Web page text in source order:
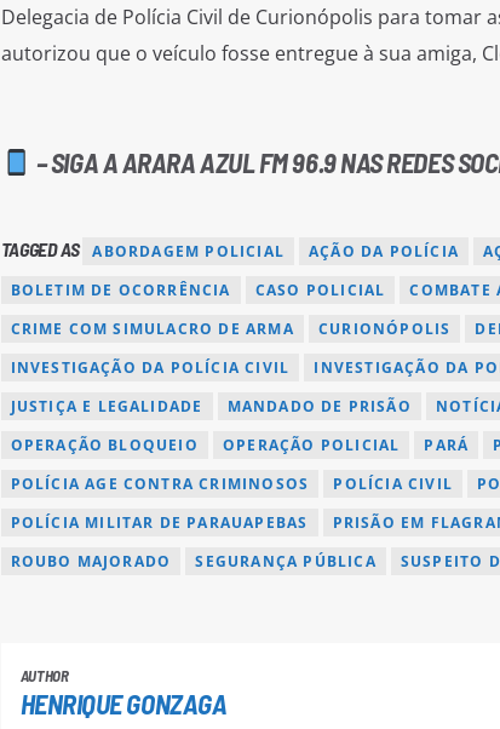
Delegacia de Polícia Civil de Curionópolis para tomar
autorizou que o veículo fosse entregue à sua amiga,
– SIGA A ARARA AZUL FM 96.9 NAS REDES
TAGGED AS ABORDAGEM POLICIAL AÇÃO DA POLÍCIA
BOLETIM DE OCORRÊNCIA
CASO POLICIAL COMBATE
CRIME COM SIMULACRO DE ARMA
CURIONÓPOLIS
INVESTIGAÇÃO DA POLÍCIA CIVIL
INVESTIGAÇÃO DA
JUSTIÇA E LEGALIDADE
MANDADO DE PRISÃO
OPERAÇÃO BLOQUEIO
OPERAÇÃO POLICIAL PARÁ
POLÍCIA AGE CONTRA CRIMINOSOS
POLÍCIA CIVIL
POLÍCIA MILITAR DE PARAUAPEBAS
PRISÃO EM
ROUBO MAJORADO
SEGURANÇA PÚBLICA SUSPEITO
AUTHOR
HENRIQUE GONZAGA